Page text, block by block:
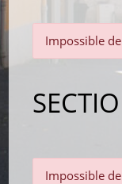
Impossible
Impossible